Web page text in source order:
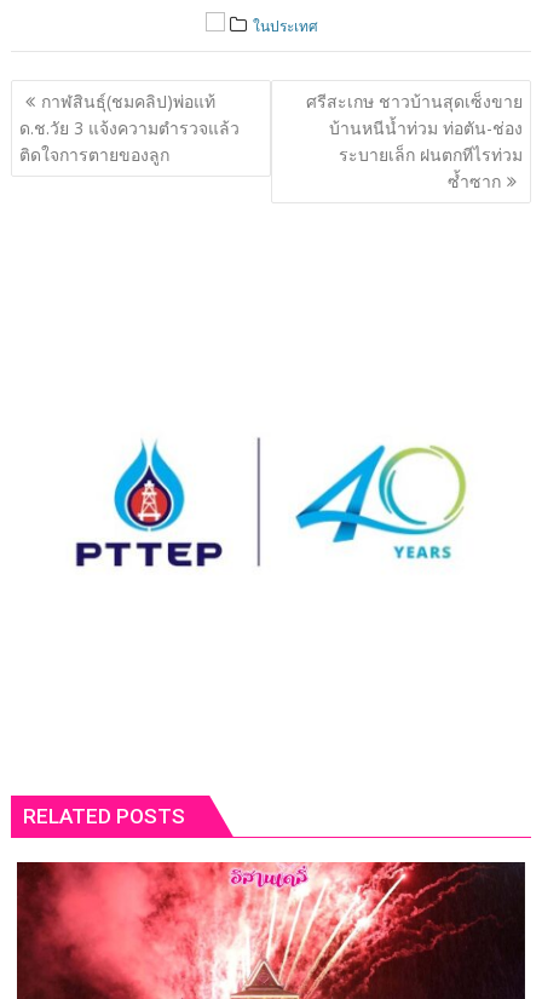
ในประเทศ
แนะแนว
เรื่อง
กาฬสินธุ์(ชมคลิป)พ่อแท้
ด.ช.วัย 3 แจ้งความตำรวจแล้ว
ติดใจการตายของลูก
ศรีสะเกษ ชาวบ้านสุดเซ็งขาย
บ้านหนีน้ำท่วม ท่อตัน-ช่อง
ระบายเล็ก ฝนตกทีไรท่วม
ซ้ำซาก
RELATED POSTS